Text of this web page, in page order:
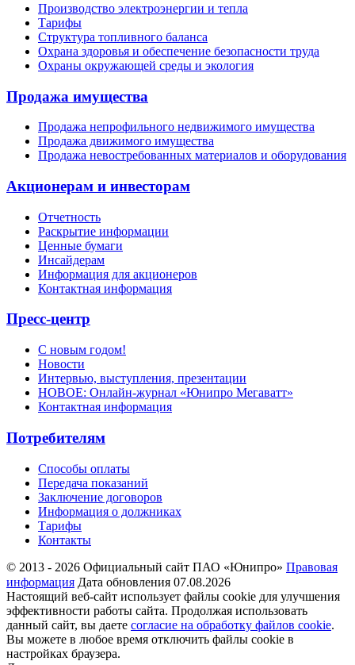
Производство электроэнергии и тепла
Тарифы
Структура топливного баланса
Охрана здоровья и обеспечение безопасности труда
Охраны окружающей среды и экология
Продажа имущества
Продажа непрофильного недвижимого имущества
Продажа движимого имущества
Продажа невостребованных материалов и оборудования
Акционерам и инвесторам
Отчетность
Раскрытие информации
Ценные бумаги
Инсайдерам
Информация для акционеров
Контактная информация
Пресс-центр
С новым годом!
Новости
Интервью, выступления, презентации
НОВОЕ: Онлайн-журнал «Юнипро Мегаватт»
Контактная информация
Потребителям
Способы оплаты
Передача показаний
Заключение договоров
Информация о должниках
Тарифы
Контакты
© 2013 - 2026 Официальный сайт ПАО «Юнипро» Правовая
информация Дата обновления 07.08.2026
Настоящий веб-сайт использует файлы cookie для улучшения
эффективности работы сайта. Продолжая использовать
данный сайт, вы даете согласие на обработку файлов cookie.
Вы можете в любое время отключить файлы cookie в
настройках браузера.